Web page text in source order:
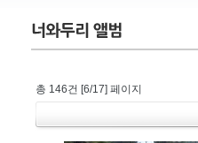
총 146건 [6/17] 페이지